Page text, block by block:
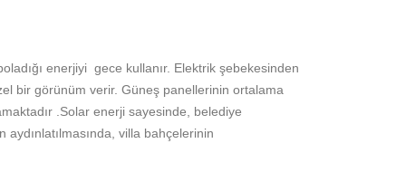
enerjiyi gece kullanır. Elektrik şebekesinden
bir görünüm verir. Güneş panellerinin ortalama
.Solar enerji sayesinde, belediye
villa bahçelerinin